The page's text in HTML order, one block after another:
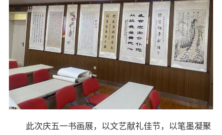
此次庆五一书画展，以文艺献礼佳节，以笔墨凝聚